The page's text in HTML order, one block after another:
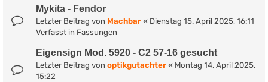
Mykita - Fendor
Letzter Beitrag von Machbar « Dienstag 15. April 2025, 16:11
Verfasst in Fassungen
Eigensign Mod. 5920 - C2 57-16 gesucht
Letzter Beitrag von optikgutachter « Montag 14. April 2025,
15:22